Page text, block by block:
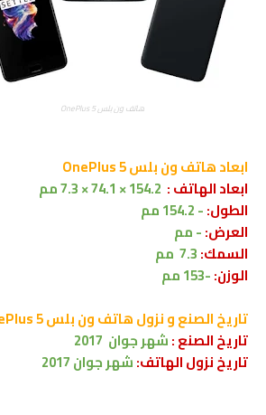
هاتف ون بلس OnePlus 5
ابعادهاتف ون بلس OnePlus 5
ابعاد الهاتف :
الطول:-
154.2مم
العرض:-مم
السمك:7.3 مم
الوزن:-153
مم
تاريخ الصنع و نزولهاتف ون بلس OnePlus 5
تاريخ الصنع :شهرجوان
تاريخ نزول الهاتف:شهر جوان 2017